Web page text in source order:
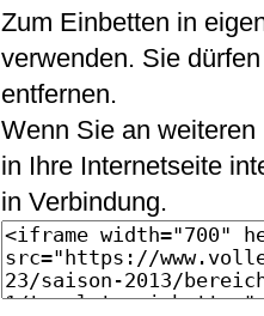
Zum Einbetten in
verwenden. Sie
entfernen.
Wenn Sie an
in Ihre Internetseite
in Verbindung.